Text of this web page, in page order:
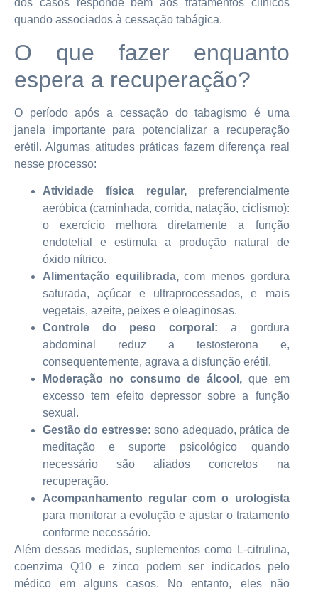
dos casos responde bem aos tratamentos clínicos
quando associados à cessação tabágica.
O que fazer enquanto
espera a recuperação?
O período após a cessação do tabagismo é uma
janela importante para potencializar a recuperação
erétil. Algumas atitudes práticas fazem diferença real
nesse processo:
Atividade física regular,preferencialmente
aeróbica (caminhada, corrida, natação, ciclismo):
o exercício melhora diretamente a função
endotelial e estimula a produção natural de
óxido nítrico.
Alimentação equilibrada,com menos gordura
saturada, açúcar e ultraprocessados, e mais
vegetais, azeite, peixes e oleaginosas.
Controle do peso corporal: a gordura
abdominal reduz a testosterona e,
consequentemente, agrava a disfunção erétil.
Moderação no consumo de álcool, que em
excesso tem efeito depressor sobre a função
sexual.
Gestão do estresse: sono adequado, prática de
meditação e suporte psicológico quando
necessário são aliados concretos na
recuperação.
Acompanhamento regular com o urologista
para monitorar a evolução e ajustar o tratamento
conforme necessário.
Além dessas medidas, suplementos como L-citrulina,
coenzima Q10 e zinco podem ser indicados pelo
médico em alguns casos. No entanto, eles não